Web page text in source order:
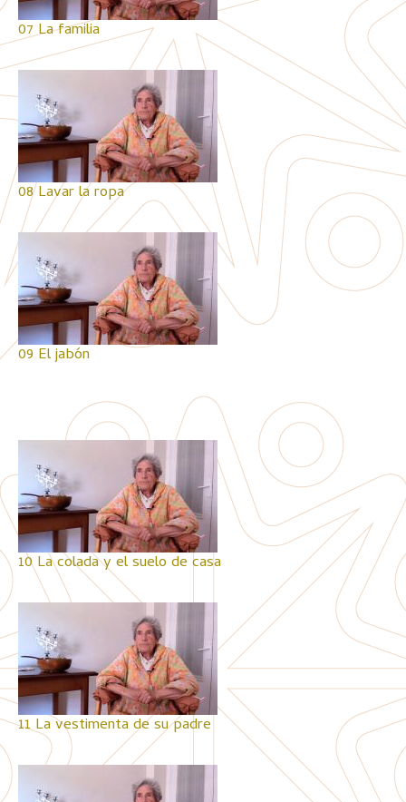
07 La familia
08 Lavar la ropa
09 El jabón
10 La colada y el suelo de casa
11 La vestimenta de su padre